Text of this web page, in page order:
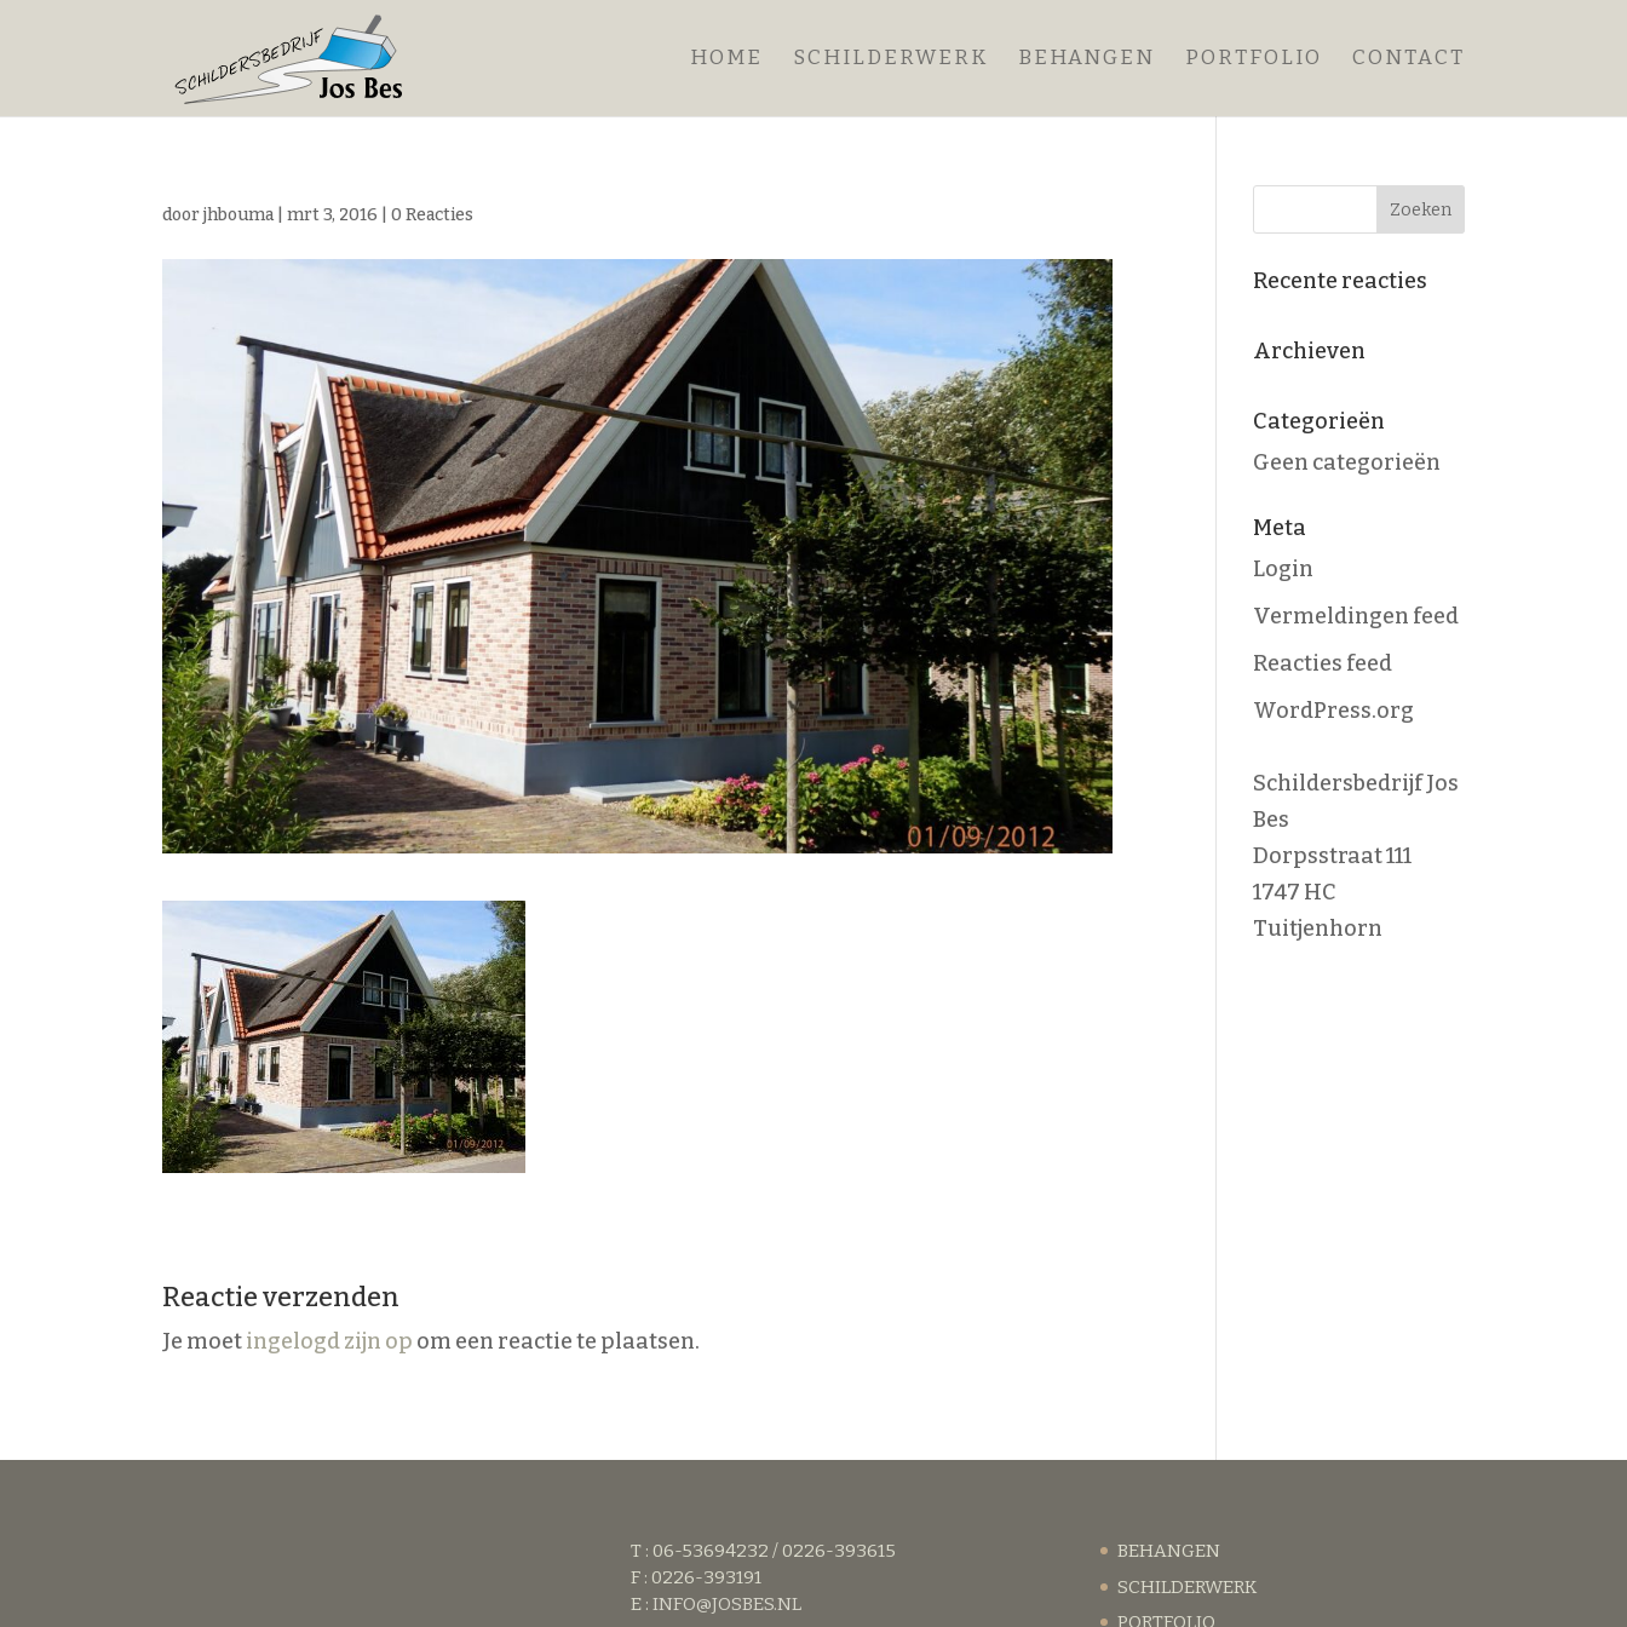
HOME SCHILDERWERK BEHANGEN PORTFOLIO CONTACT
doorjhbouma|mrt 3, 2016 |0 Reacties
Reactie verzenden
Je moetingelogd zijn op om een reactie te plaatsen.
Recente reacties
Archieven
Categorieën
Geen categorieën
Meta
Login
Vermeldingen feed
Reacties feed
WordPress.org
Schildersbedrijf Jos
Bes
Dorpsstraat 111
1747 HC
Tuitjenhorn
T : 06-53694232 / 0226-393615
F : 0226-393191
E :INFO@JOSBES.NL
BEHANGEN
SCHILDERWERK
PORTFOLIO